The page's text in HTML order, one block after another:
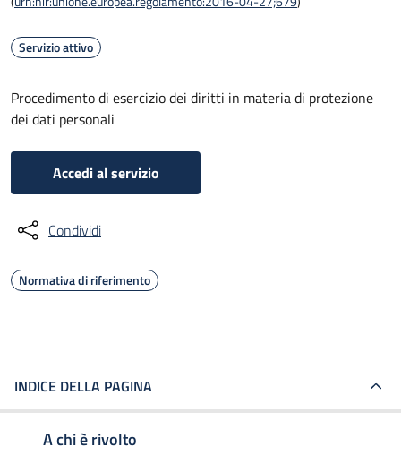
Servizio attivo
Procedimento di esercizio dei diritti in materia di protezione
dei dati personali
Accedi al servizio
Condividi
Normativa di riferimento
INDICE DELLA PAGINA
A chi è rivolto